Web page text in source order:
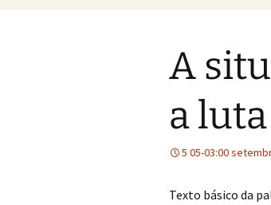
A
a
5 05-03:00
Texto básico da